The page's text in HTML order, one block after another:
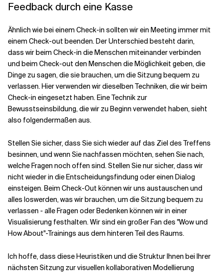
Feedback durch eine Kasse
Ähnlich wie bei einem Check-in sollten wir ein Meeting immer mit
einem Check-out beenden. Der Unterschied besteht darin,
dass wir beim Check-in die Menschen miteinander verbinden
und beim Check-out den Menschen die Möglichkeit geben, die
Dinge zu sagen, die sie brauchen, um die Sitzung bequem zu
verlassen. Hier verwenden wir dieselben Techniken, die wir beim
Check-in eingesetzt haben. Eine Technik zur
Bewusstseinsbildung, die wir zu Beginn verwendet haben, sieht
also folgendermaßen aus.
Stellen Sie sicher, dass Sie sich wieder auf das Ziel des Treffens
besinnen, und wenn Sie nachfassen möchten, sehen Sie nach,
welche Fragen noch offen sind. Stellen Sie nur sicher, dass wir
nicht wieder in die Entscheidungsfindung oder einen Dialog
einsteigen. Beim Check-Out können wir uns austauschen und
alles loswerden, was wir brauchen, um die Sitzung bequem zu
verlassen - alle Fragen oder Bedenken können wir in einer
Visualisierung festhalten. Wir sind ein großer Fan des "Wow und
How About"-Trainings aus dem hinteren Teil des Raums.
Ich hoffe, dass diese Heuristiken und die Struktur Ihnen bei Ihrer
nächsten Sitzung zur visuellen kollaborativen Modellierung